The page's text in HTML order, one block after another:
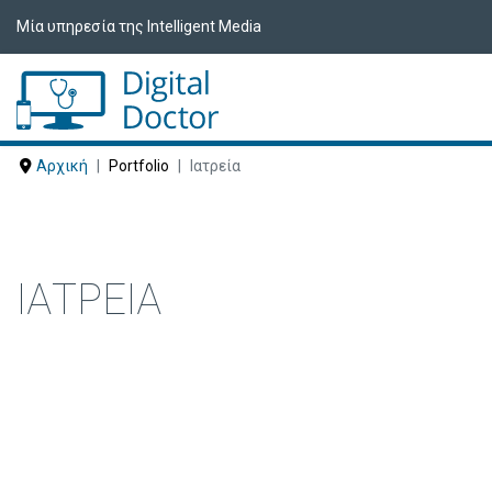
Μία υπηρεσία της Intelligent Media
Αρχική Portfolio Ιατρεία
ΙΑΤΡΕΊΑ